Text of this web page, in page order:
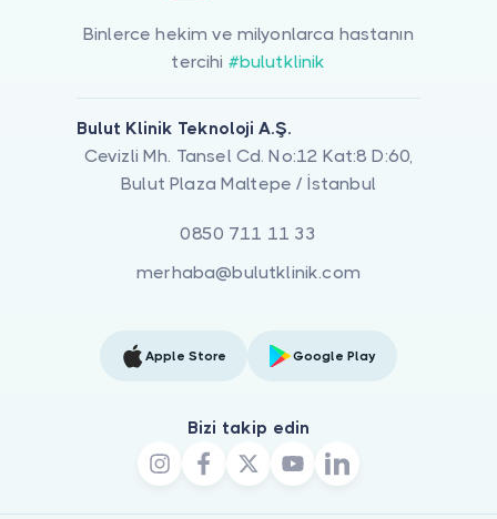
Binlerce hekim ve milyonlarca hastanın
tercihi #bulutklinik
Bulut Klinik Teknoloji A.Ş.
Cevizli Mh. Tansel Cd. No:12 Kat:8 D:60,
Bulut Plaza Maltepe / İstanbul
0850 711 11 33
merhaba@bulutklinik.com
Apple Store Google Play
Bizi takip edin